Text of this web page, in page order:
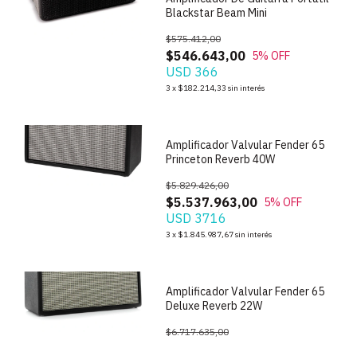
Blackstar Beam Mini
$546.643,00
$575.412,00
5% OFF
USD 366
3 x $182.214,33 sin interés
Amplificador Valvular Fender 65
Princeton Reverb 40W
$5.537.963,00
$5.829.426,00
5% OFF
USD 3716
3 x $1.845.987,67sin interés
Amplificador Valvular Fender 65
Deluxe Reverb 22W
$6.717.635,00